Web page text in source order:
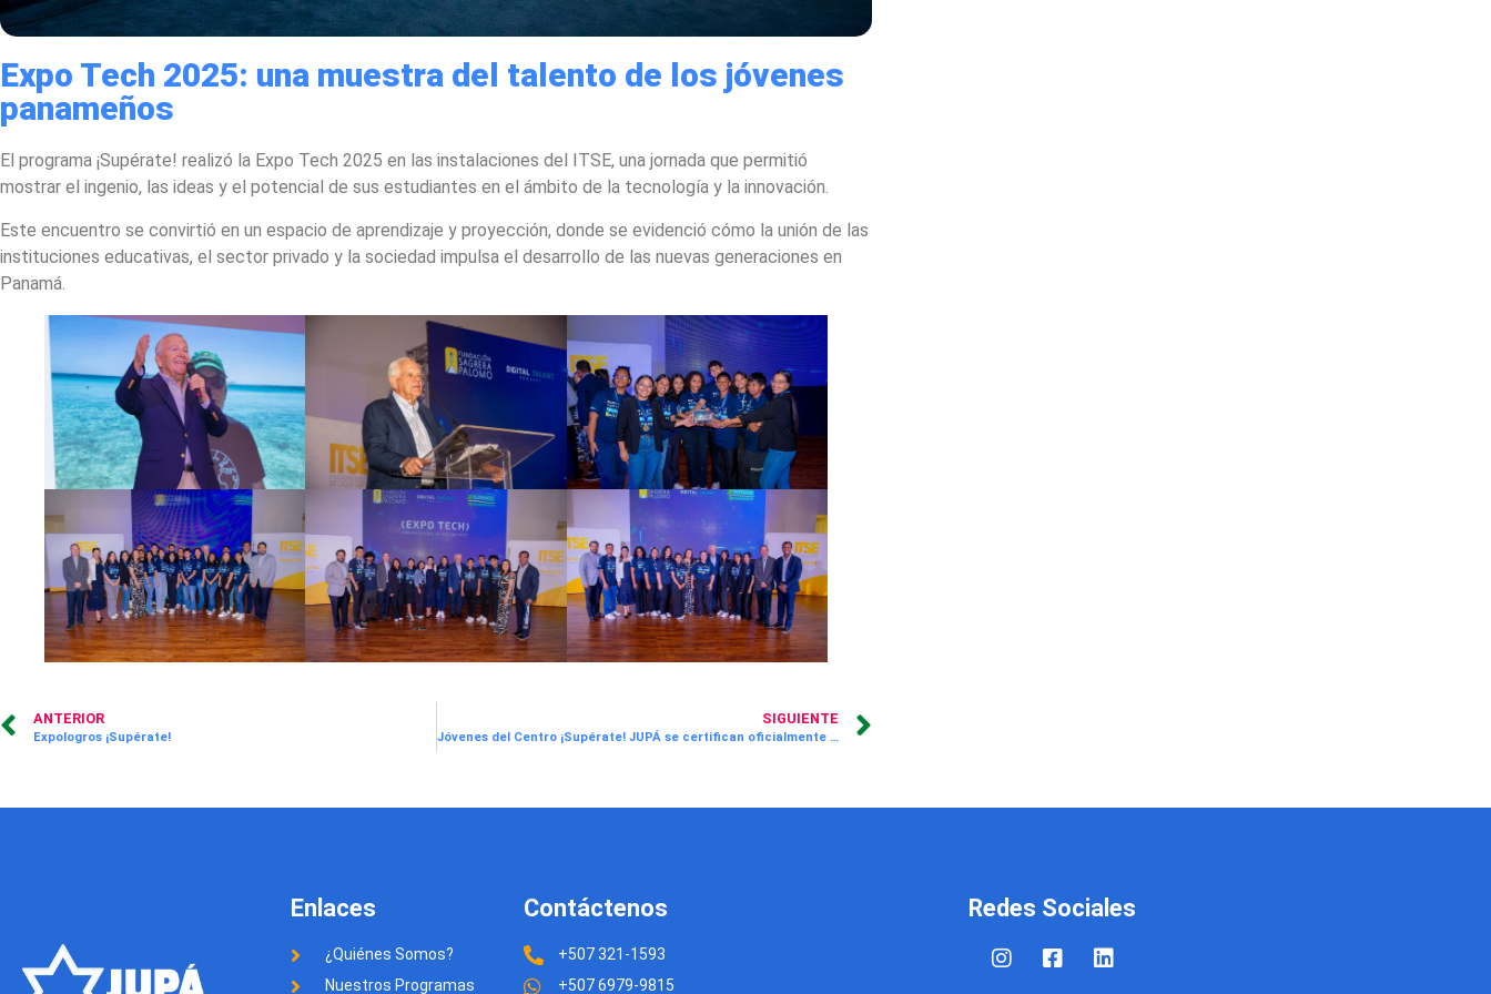
Expo Tech 2025: una muestra del talento de los jóvenes
panameños
El programa ¡Supérate! realizó la Expo Tech 2025 en las instalaciones del ITSE, una jornada que permitió
mostrar el ingenio, las ideas y el potencial de sus estudiantes en el ámbito de la tecnología y la innovación.
Este encuentro se convirtió en un espacio de aprendizaje y proyección, donde se evidenció cómo la unión de las
instituciones educativas, el sector privado y la sociedad impulsa el desarrollo de las nuevas generaciones en
Panamá.
ANTERIOR
Expologros ¡Supérate!
SIGUIENTE
Jóvenes del Centro ¡Supérate! JUPÁ se certifican oficialmente en Microsoft Excel
Enlaces
¿Quiénes Somos?
Nuestros Programas
Contáctenos
+507 321-1593
+507 6979-9815
Redes Sociales